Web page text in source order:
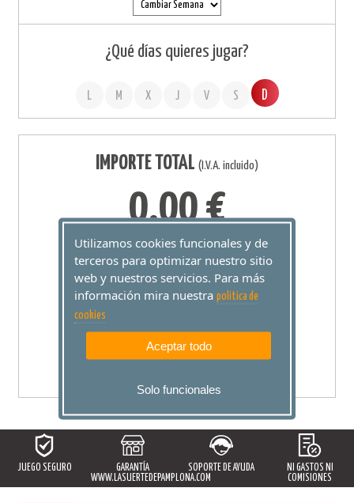
¿Qué días quieres jugar?
L M X J V S D
IMPORTE TOTAL (I.V.A. incluido)
0,00 €
0 Apuestas por Sorteo
AÑADIR A
CESTA
JUEGO SEGURO
GARANTÍA
WWW.LASUERTEDEPAMPLONA.COM
SOPORTE DE AYUDA
NI GASTOS NI
COMISIONES
Utilizamos cookies funcionales y de
terceros para optimizar nuestro sitio
web y nuestros servicios. Para más
información mira nuestra politica de
cookies
Aceptar todo
Solo funcionales